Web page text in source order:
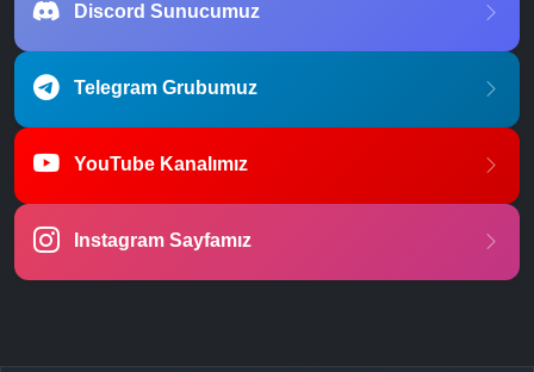
Discord Sunucumuz
Telegram Grubumuz
YouTube Kanalımız
Instagram Sayfamız